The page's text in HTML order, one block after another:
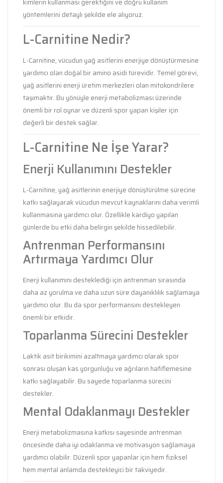
kimlerin kullanması gerektiğini ve doğru kullanım
yöntemlerini detaylı şekilde ele alıyoruz.
L-Carnitine Nedir?
L-Carnitine, vücudun yağ asitlerini enerjiye dönüştürmesine
yardımcı olan doğal bir amino asidi türevidir. Temel görevi,
yağ asitlerini enerji üretim merkezleri olan mitokondrilere
taşımaktır. Bu yönüyle enerji metabolizması üzerinde
önemli bir rol oynar ve düzenli spor yapan kişiler için
değerli bir destek sağlar.
L-Carnitine Ne İşe Yarar?
Enerji Kullanımını Destekler
L-Carnitine, yağ asitlerinin enerjiye dönüştürülme sürecine
katkı sağlayarak vücudun mevcut kaynaklarını daha verimli
kullanmasına yardımcı olur. Özellikle kardiyo yapılan
günlerde bu etki daha belirgin şekilde hissedilebilir.
Antrenman Performansını
Artırmaya Yardımcı Olur
Enerji kullanımını desteklediği için antrenman sırasında
daha az yorulma ve daha uzun süre dayanıklılık sağlamaya
yardımcı olur. Bu da spor performansını destekleyen
önemli bir etkidir.
Toparlanma Sürecini Destekler
Laktik asit birikimini azaltmaya yardımcı olarak spor
sonrası oluşan kas yorgunluğu ve ağrıların hafiflemesine
katkı sağlayabilir. Bu sayede toparlanma sürecini
destekler.
Mental Odaklanmayı Destekler
Enerji metabolizmasına katkısı sayesinde antrenman
öncesinde daha iyi odaklanma ve motivasyon sağlamaya
yardımcı olabilir. Düzenli spor yapanlar için hem fiziksel
hem mental anlamda destekleyici bir takviyedir.